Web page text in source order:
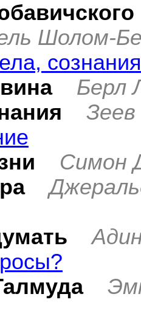
Шолом-
Берл
Симон